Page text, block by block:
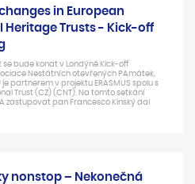
in European
Heritage Trusts - Kick-off
se bude konat v Londýně Kick-off
Nestátních otevřených PAmátek,
je partnerem v projektu ERASMUS spolu s
Trust (CZ) (CNT). Na tomto setkání
zastupovat pan Francesco Kinský dal
nonstop – Nekonečná